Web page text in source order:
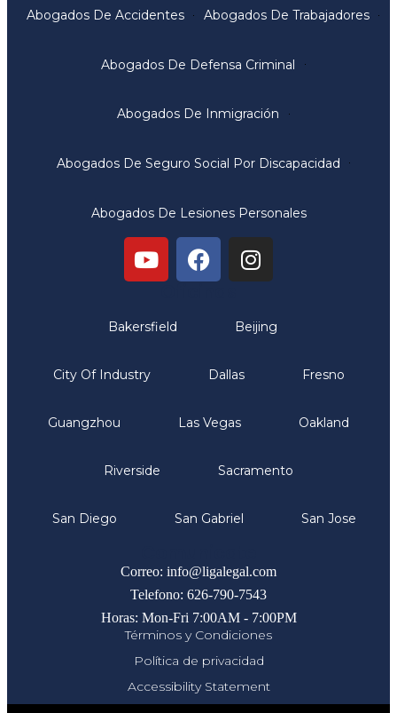
Abogados De Accidentes Abogados De Trabajadores
Abogados De Defensa Criminal
Abogados De Inmigración
Abogados De Seguro Social Por Discapacidad
Abogados De Lesiones Personales
Bakersfield Beijing
City Of Industry Dallas Fresno
Guangzhou Las Vegas Oakland
Riverside Sacramento
San Diego San Gabriel San Jose
Correo: info@ligalegal.com
Telefono: 626-790-7543
Horas: Mon-Fri 7:00AM - 7:00PM
Términos y Condiciones
Política de privacidad
Accessibility Statement